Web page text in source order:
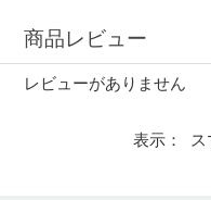
商品レビュー
レビューがありません
表示： ス